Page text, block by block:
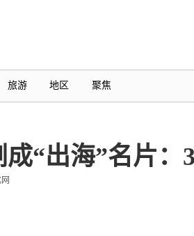
旅游 地区 聚焦
“出海”名片：